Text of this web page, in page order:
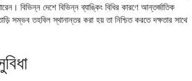
বিভিন্ন দেশে বিভিন্ন ব্যাঙ্কিং বিধির কারণে আন্তর্জাতিক
সম্ভব তহবিল স্থানান্তর করা হয় তা নিশ্চিত করতে দক্ষতার সাথে